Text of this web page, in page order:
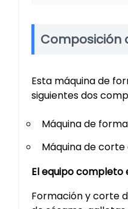
Composición
Esta máquina de
siguientes dos
Máquina de
Máquina de
El equipo
Formación y corte